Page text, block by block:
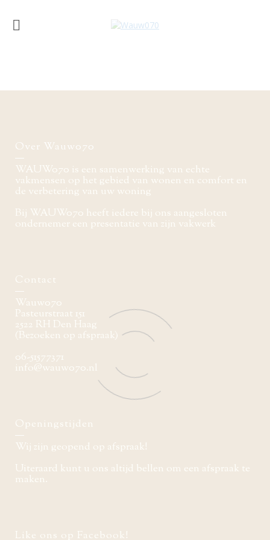
Over Wauw070
WAUW070 is een samenwerking van echte
vakmensen op het gebied van wonen en comfort en
de verbetering van uw woning
Bij WAUW070 heeft iedere bij ons aangesloten
ondernemer een presentatie van zijn vakwerk
Contact
Wauw070
Pasteurstraat 151
2522 RH Den Haag
(Bezoeken op afspraak)
06-51577371
info@wauw070.nl
Openingstijden
Wij zijn geopend op afspraak!
Uiteraard kunt u ons altijd bellen om een afspraak te
maken.
Like ons op Facebook!